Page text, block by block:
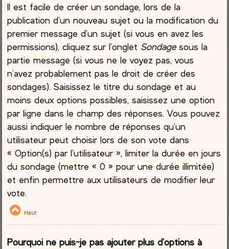
Il est facile de créer un sondage, lors de la
publication d’un nouveau sujet ou la modification du
premier message d’un sujet (si vous en avez les
permissions), cliquez sur l’onglet Sondagesous la
partie message (si vous ne le voyez pas, vous
n’avez probablement pas le droit de créer des
sondages). Saisissez le titre du sondage et au
moins deux options possibles, saisissez une option
par ligne dans le champ des réponses. Vous pouvez
aussi indiquer le nombre de réponses qu’un
utilisateur peut choisir lors de son vote dans
« Option(s) par l’utilisateur », limiter la durée en jours
du sondage (mettre « 0 » pour une durée illimitée)
et enfin permettre aux utilisateurs de modifier leur
vote.
Haut
Pourquoi ne puis-je pas ajouter plus d’options à